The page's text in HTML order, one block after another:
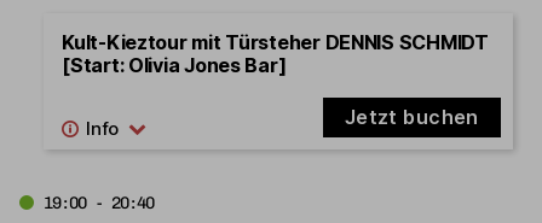
Kult-Kieztour mit Türsteher DENNIS SCHMIDT
[Start: Olivia Jones Bar]
Jetzt buchen
19:00 - 20:40